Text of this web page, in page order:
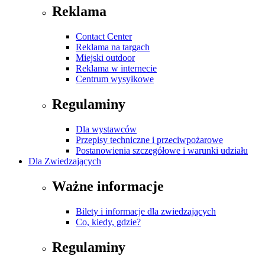
Reklama
Contact Center
Reklama na targach
Miejski outdoor
Reklama w internecie
Centrum wysyłkowe
Regulaminy
Dla wystawców
Przepisy techniczne i przeciwpożarowe
Postanowienia szczegółowe i warunki udziału
Dla Zwiedzających
Ważne informacje
Bilety i informacje dla zwiedzających
Co, kiedy, gdzie?
Regulaminy